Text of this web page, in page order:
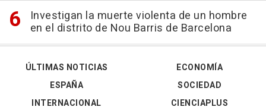
Investigan la muerte violenta de un hombre
en el distrito de Nou Barris de Barcelona
ÚLTIMAS NOTICIAS
ESPAÑA
INTERNACIONAL
ECONOMÍA
SOCIEDAD
CIENCIAPLUS